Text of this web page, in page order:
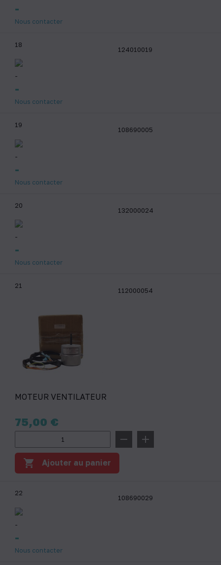
21
112000054
MOTEUR VENTILATEUR
Prix
75,00 €
remove
add
shopping_cart
Ajouter au panier
-
Nous contacter
18
124010019
-
-
Nous contacter
19
108690005
-
-
Nous contacter
20
132000024
-
-
Nous contacter
22
108690029
-
-
Nous contacter